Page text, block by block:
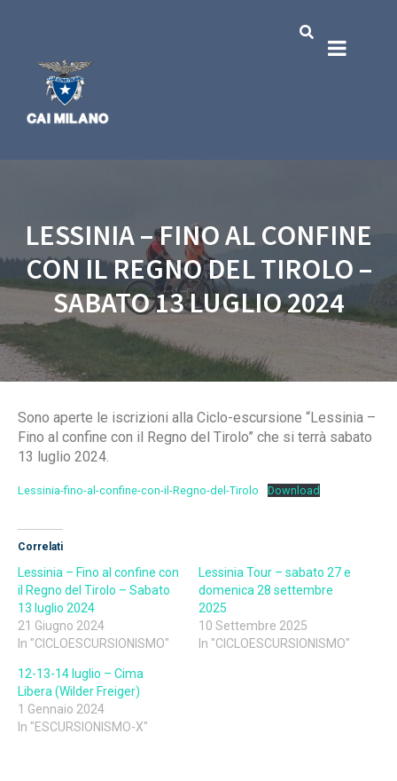
LESSINIA – FINO AL CONFINE
CON IL REGNO DEL TIROLO –
SABATO 13 LUGLIO 2024
Sono aperte le iscrizioni alla Ciclo-escursione “Lessinia –
Fino al confine con il Regno del Tirolo” che si terrà sabato
13 luglio 2024.
Lessinia-fino-al-confine-con-il-Regno-del-Tirolo Download
Correlati
Lessinia – Fino al confine con
il Regno del Tirolo – Sabato
13 luglio 2024
21 Giugno 2024
In "CICLOESCURSIONISMO"
Lessinia Tour – sabato 27 e
domenica 28 settembre
2025
10 Settembre 2025
In "CICLOESCURSIONISMO"
12-13-14 luglio – Cima
Libera (Wilder Freiger)
1 Gennaio 2024
In "ESCURSIONISMO-X"